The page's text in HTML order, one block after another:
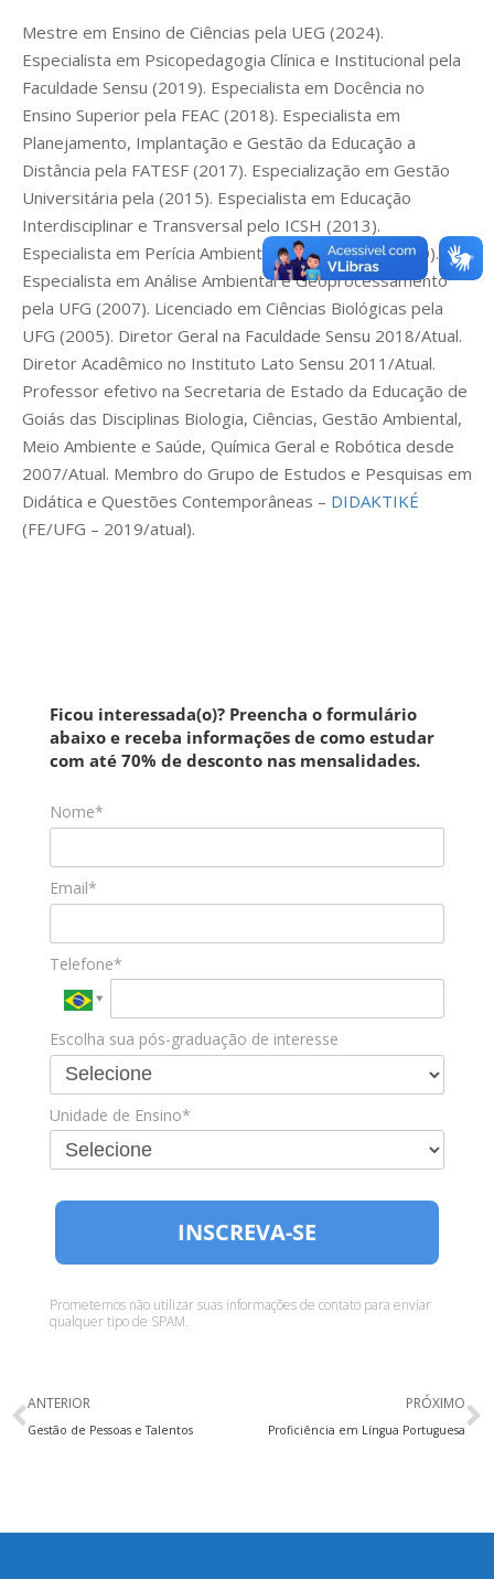
Mestre em Ensino de Ciências pela UEG (2024).
Especialista em Psicopedagogia Clínica e Institucional pela
Faculdade Sensu (2019). Especialista em Docência no
Ensino Superior pela FEAC (2018). Especialista em
Planejamento, Implantação e Gestão da Educação a
Distância pela FATESF (2017). Especialização em Gestão
Universitária pela (2015). Especialista em Educação
Interdisciplinar e Transversal pelo ICSH (2013).
Especialista em Perícia Ambiental pela PUC/GO (2010).
Especialista em Análise Ambiental e Geoprocessamento
pela UFG (2007). Licenciado em Ciências Biológicas pela
UFG (2005). Diretor Geral na Faculdade Sensu 2018/Atual.
Diretor Acadêmico no Instituto Lato Sensu 2011/Atual.
Professor efetivo na Secretaria de Estado da Educação de
Goiás das Disciplinas Biologia, Ciências, Gestão Ambiental,
Meio Ambiente e Saúde, Química Geral e Robótica desde
2007/Atual. Membro do Grupo de Estudos e Pesquisas em
Didática e Questões Contemporâneas – DIDAKTIKÉ
(FE/UFG – 2019/atual).
Ficou interessada(o)? Preencha o formulário
abaixo e receba informações de como estudar
com até 70% de desconto nas mensalidades.
Nome*
Email*
Telefone*
Escolha sua pós-graduação de interesse
Unidade de Ensino*
INSCREVA-SE
Prometemos não utilizar suas informações de contato para enviar
qualquer tipo de SPAM.
ANTERIOR
Gestão de Pessoas e Talentos
PRÓXIMO
Proficiência em Língua Portuguesa